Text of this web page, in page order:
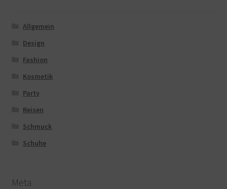
Allgemein
Design
Fashion
Kosmetik
Party
Reisen
Schmuck
Schuhe
Meta